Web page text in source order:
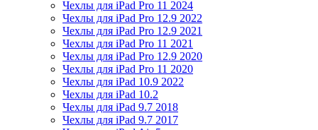
Чехлы для iPad Pro 11 2024
Чехлы для iPad Pro 12.9 2022
Чехлы для iPad Pro 12.9 2021
Чехлы для iPad Pro 11 2021
Чехлы для iPad Pro 12.9 2020
Чехлы для iPad Pro 11 2020
Чехлы для iPad 10.9 2022
Чехлы для iPad 10.2
Чехлы для iPad 9.7 2018
Чехлы для iPad 9.7 2017